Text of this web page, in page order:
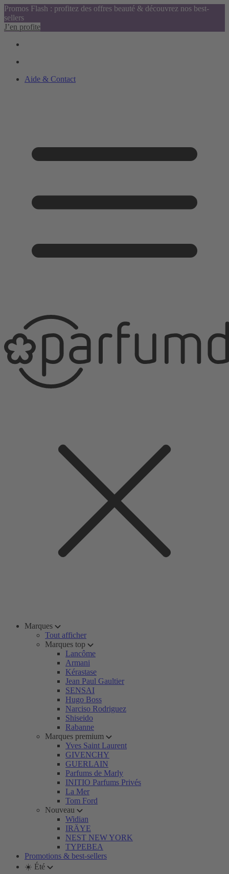
Promos Flash : profitez des offres beauté & découvrez nos best-
sellers
J’en profite
Aide & Contact
Marques
Tout afficher
Marques top
Lancôme
Armani
Kérastase
Jean Paul Gaultier
SENSAI
Hugo Boss
Narciso Rodriguez
Shiseido
Rabanne
Marques premium
Yves Saint Laurent
GIVENCHY
GUERLAIN
Parfums de Marly
INITIO Parfums Privés
La Mer
Tom Ford
Nouveau
Widian
IRÄYE
NEST NEW YORK
TYPEBEA
Promotions & best-sellers
☀️ Été